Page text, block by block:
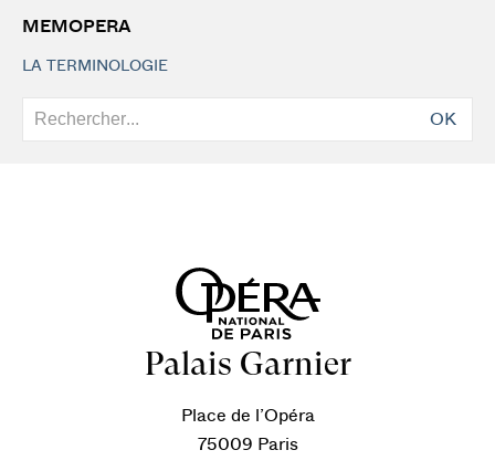
MEMOPERA
LA TERMINOLOGIE
OK
Palais Garnier
Place de l’Opéra
75009 Paris